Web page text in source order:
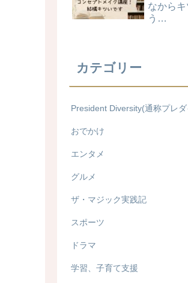
なから
う…
カテゴリー
President Diversity(通称プレダ
おでかけ
エンタメ
グルメ
ザ・マジック実践記
スポーツ
ドラマ
学習、子育て支援